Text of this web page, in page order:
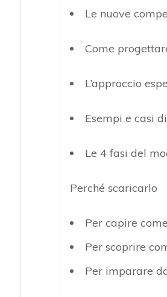
Le nuove
Come
L’approccio
Esempi e casi
Le 4 fasi del
Perché scaricarlo
Per capire
Per scoprire
Per imparare